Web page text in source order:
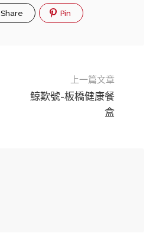
Share Pin
上一篇文章
鯨歎號-板橋健康餐
盒